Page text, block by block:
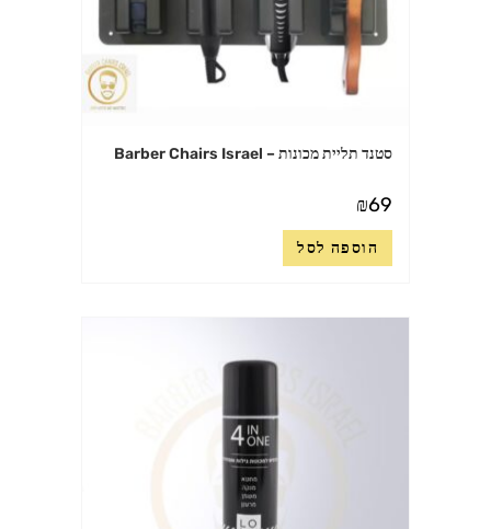
סטנד תליית מכונות – Barber Chairs Israel
₪69
הוספה לסל